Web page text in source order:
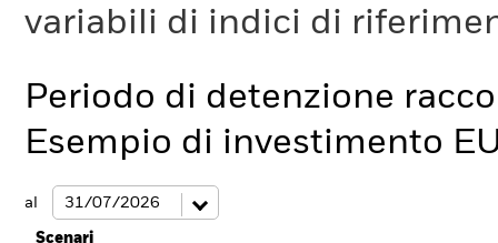
variabili di indici di
Periodo di detenzione
Esempio di investimento
al
Scenari